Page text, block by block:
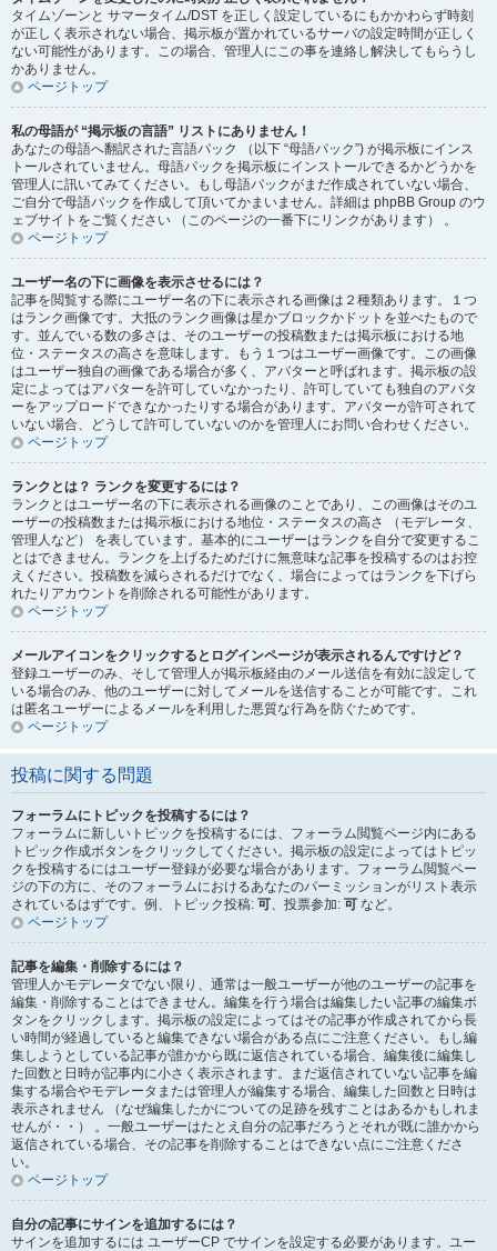
タイムゾーンと サマータイム/DST を正しく設定しているにもかかわらず時刻
が正しく表示されない場合、掲示板が置かれているサーバの設定時間が正しく
ない可能性があります。この場合、管理人にこの事を連絡し解決してもらうし
かありません。
ページトップ
私の母語が “掲示板の言語” リストにありません！
あなたの母語へ翻訳された言語パック （以下 “母語パック”) が掲示板にインス
トールされていません。母語パックを掲示板にインストールできるかどうかを
管理人に訊いてみてください。もし母語パックがまだ作成されていない場合、
ご自分で母語パックを作成して頂いてかまいません。詳細は phpBB Group のウ
ェブサイトをご覧ください （このページの一番下にリンクがあります） 。
ページトップ
ユーザー名の下に画像を表示させるには？
記事を閲覧する際にユーザー名の下に表示される画像は２種類あります。１つ
はランク画像です。大抵のランク画像は星かブロックかドットを並べたもので
す。並んでいる数の多さは、そのユーザーの投稿数または掲示板における地
位・ステータスの高さを意味します。もう１つはユーザー画像です。この画像
はユーザー独自の画像である場合が多く、アバターと呼ばれます。掲示板の設
定によってはアバターを許可していなかったり、許可していても独自のアバタ
ーをアップロードできなかったりする場合があります。アバターが許可されて
いない場合、どうして許可していないのかを管理人にお問い合わせください。
ページトップ
ランクとは？ ランクを変更するには？
ランクとはユーザー名の下に表示される画像のことであり、この画像はそのユ
ーザーの投稿数または掲示板における地位・ステータスの高さ （モデレータ、
管理人など） を表しています。基本的にユーザーはランクを自分で変更するこ
とはできません。ランクを上げるためだけに無意味な記事を投稿するのはお控
えください。投稿数を減らされるだけでなく、場合によってはランクを下げら
れたりアカウントを削除される可能性があります。
ページトップ
メールアイコンをクリックするとログインページが表示されるんですけど？
登録ユーザーのみ、そして管理人が掲示板経由のメール送信を有効に設定して
いる場合のみ、他のユーザーに対してメールを送信することが可能です。これ
は匿名ユーザーによるメールを利用した悪質な行為を防ぐためです。
ページトップ
投稿に関する問題
フォーラムにトピックを投稿するには？
フォーラムに新しいトピックを投稿するには、フォーラム閲覧ページ内にある
トピック作成ボタンをクリックしてください。掲示板の設定によってはトピッ
クを投稿するにはユーザー登録が必要な場合があります。フォーラム閲覧ペー
ジの下の方に、そのフォーラムにおけるあなたのパーミッションがリスト表示
されているはずです。例、トピック投稿: 可、投票参加: 可 など。
ページトップ
記事を編集・削除するには？
管理人かモデレータでない限り、通常は一般ユーザーが他のユーザーの記事を
編集・削除することはできません。編集を行う場合は編集したい記事の編集ボ
タンをクリックします。掲示板の設定によってはその記事が作成されてから長
い時間が経過していると編集できない場合がある点にご注意ください。もし編
集しようとしている記事が誰かから既に返信されている場合、編集後に編集し
た回数と日時が記事内に小さく表示されます。まだ返信されていない記事を編
集する場合やモデレータまたは管理人が編集する場合、編集した回数と日時は
表示されません （なぜ編集したかについての足跡を残すことはあるかもしれま
せんが・・） 。一般ユーザーはたとえ自分の記事だろうとそれが既に誰かから
返信されている場合、その記事を削除することはできない点にご注意くださ
い。
ページトップ
自分の記事にサインを追加するには？
サインを追加するには ユーザーCP でサインを設定する必要があります。ユー